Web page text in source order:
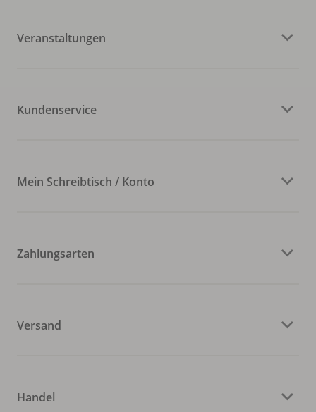
Veranstaltungen
Kundenservice
Mein Schreibtisch / Konto
Zahlungsarten
Versand
Handel